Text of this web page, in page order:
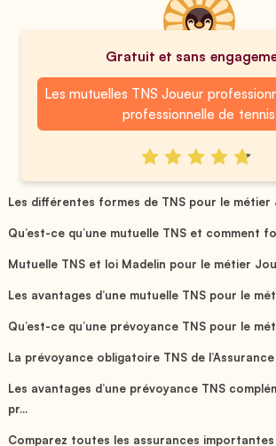
Gratuit et sans
Les mutuelles TNS Joueur
professionnelle de tennis
Les différentes formes de TNS pour le métier
Qu’est-ce qu’une mutuelle TNS et comment
Mutuelle TNS et loi Madelin pour le métier
Les avantages d’une mutuelle TNS pour le
Qu’est-ce qu’une prévoyance TNS pour le
La prévoyance obligatoire TNS de
Les avantages d’une prévoyance TNS
pr...
Comparez toutes les assurances importantes